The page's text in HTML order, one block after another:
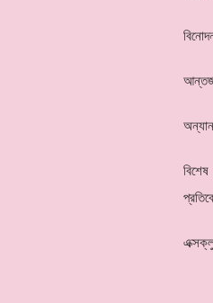
বিশেষ